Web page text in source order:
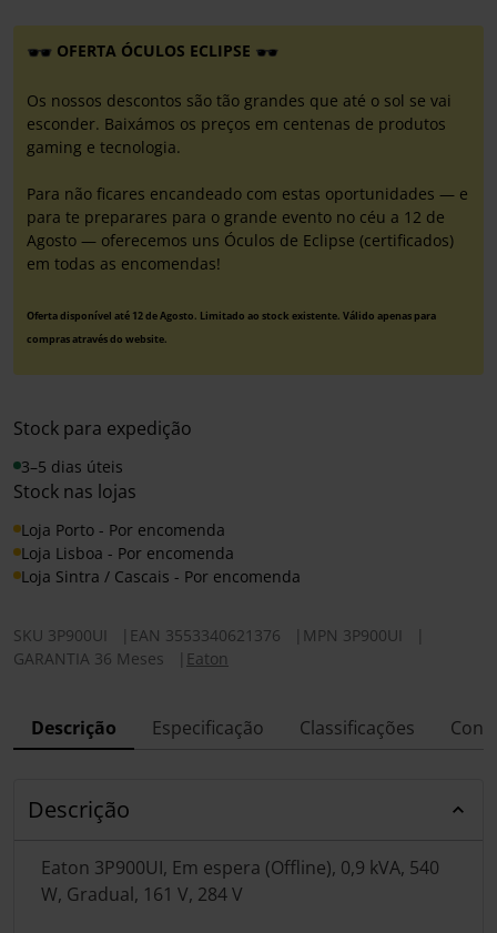
OFERTA ÓCULOS ECLIPSE
Os nossos descontos são tão grandes que até o sol se vai
esconder. Baixámos os preços em centenas de produtos
gaming e tecnologia.
Para não ficares encandeado com estas oportunidades — e
para te preparares para o grande evento no céu a 12 de
Agosto — oferecemos uns Óculos de Eclipse (certificados)
em todas as encomendas!
Oferta disponível até 12 de Agosto. Limitado ao stock existente. Válido apenas para
compras através do website.
Stock para expedição
3–5 dias úteis
Stock nas lojas
Loja Porto - Por encomenda
Loja Lisboa - Por encomenda
Loja Sintra / Cascais - Por encomenda
SKU 3P900UI EAN 3553340621376 MPN 3P900UI
GARANTIA 36 Meses
Eaton
Descrição Especificação Classificações
Descrição
Eaton 3P900UI, Em espera (Offline), 0,9 kVA, 540
W, Gradual, 161 V, 284 V